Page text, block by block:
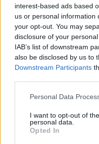
interest-based ads based
us or personal information
your opt-out. You may
disclosure of your
IAB’s list of downstream
also be disclosed by us to
Downstream Participants
Personal Data
I want to opt-out of
personal data.
Opted In
σου» έγραφε ο
ίδια να του απαντά
θετική ενέργεια.